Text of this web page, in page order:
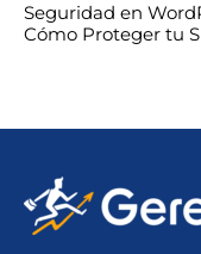
Seguridad en
Cómo Proteger tu